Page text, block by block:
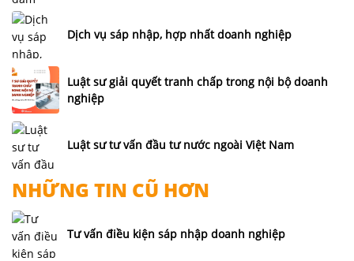
Dịch vụ sáp nhập, hợp nhất doanh nghiệp
Luật sư giải quyết tranh chấp trong nội bộ doanh
nghiệp
Luật sư tư vấn đầu tư nước ngoài Việt Nam
NHỮNG TIN CŨ HƠN
Tư vấn điều kiện sáp nhập doanh nghiệp